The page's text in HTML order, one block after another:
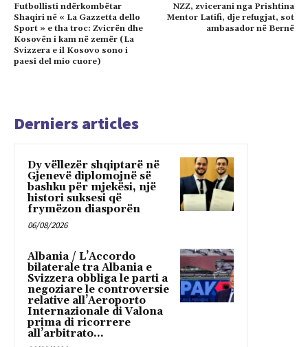
Futbollisti ndërkombëtar
Shaqiri në « La Gazzetta dello
Sport » e tha troc: Zvicrën dhe
Kosovën i kam në zemër (La
Svizzera e il Kosovo sono i
paesi del mio cuore)
NZZ, zvicerani nga Prishtina
Mentor Latifi, dje refugjat, sot
ambasador në Bernë
Derniers articles
Dy vëllezër shqiptarë në
Gjenevë diplomojnë së
bashku për mjekësi, një
histori suksesi që
frymëzon diasporën
06/08/2026
Albania / L’Accordo
bilaterale tra Albania e
Svizzera obbliga le parti a
negoziare le controversie
relative all’Aeroporto
Internazionale di Valona
prima di ricorrere
all’arbitrato...